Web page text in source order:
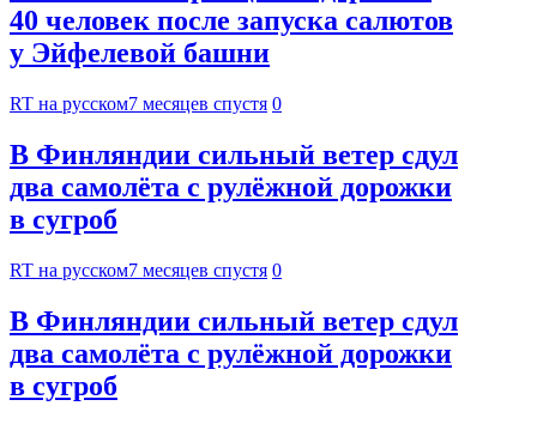
40 человек после запуска салютов
у Эйфелевой башни
RT на русском7 месяцев спустя 0
В Финляндии сильный ветер сдул
два самолёта с рулёжной дорожки
в сугроб
RT на русском7 месяцев спустя 0
В Финляндии сильный ветер сдул
два самолёта с рулёжной дорожки
в сугроб